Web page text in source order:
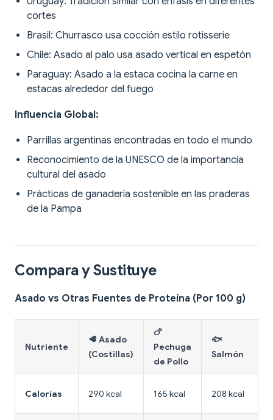
cortes
Brasil: Churrasco usa cocción estilo rotisserie
Chile: Asado al palo usa asado vertical en espetón
Paraguay: Asado a la estaca cocina la carne en
estacas alrededor del fuego
Influencia Global:
Parrillas argentinas encontradas en todo el mundo
Reconocimiento de la UNESCO de la importancia
cultural del asado
Prácticas de ganadería sostenible en las praderas
de la Pampa
Compara y Sustituye
Asado vs Otras Fuentes de Proteína (Por 100 g)
Nutriente
🥩 Asado
(Costillas)
🍗
Pechuga
de Pollo
🐟
Salmón
Calorías 290 kcal 165 kcal 208 kcal